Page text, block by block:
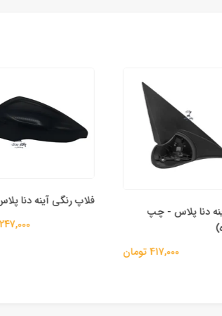
دنا پلاس - چپ
417,000 تومان
فلاپ رنگی آینه دنا پلاس
247,000 تومان